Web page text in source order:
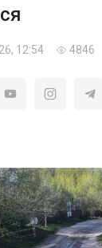
12:54 4846